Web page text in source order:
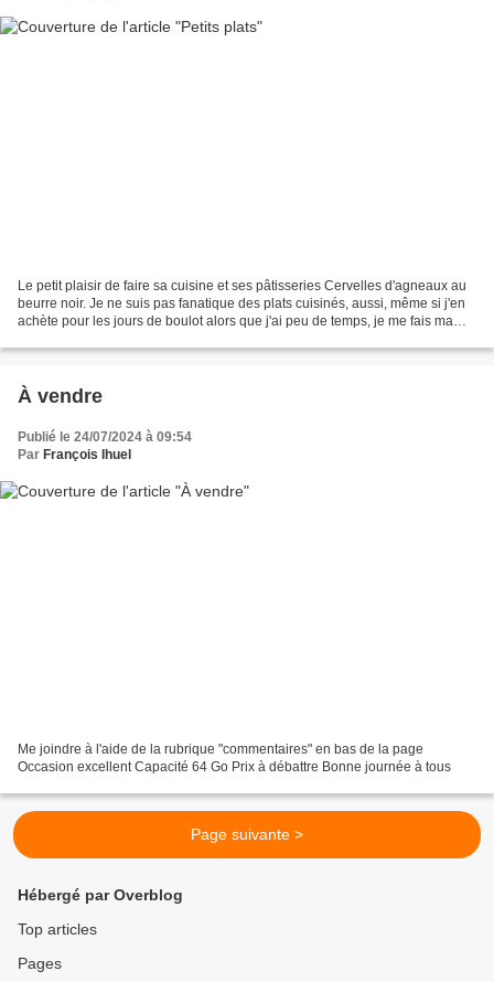
Le petit plaisir de faire sa cuisine et ses pâtisseries Cervelles d'agneaux au
beurre noir. Je ne suis pas fanatique des plats cuisinés, aussi, même si j'en
achète pour les jours de boulot alors que j'ai peu de temps, je me fais ma
À vendre
Publié le 24/07/2024 à 09:54
Par François Ihuel
Me joindre à l'aide de la rubrique "commentaires" en bas de la page
Occasion excellent Capacité 64 Go Prix à débattre Bonne journée à tous
Page suivante >
Hébergé par Overblog
Top articles
Pages